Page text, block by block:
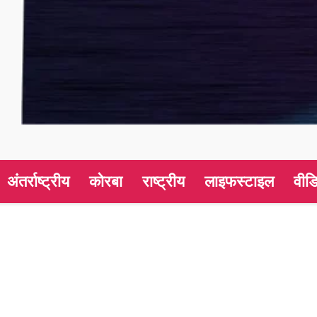
अंतर्राष्ट्रीय कोरबा राष्ट्रीय लाइफस्टाइल